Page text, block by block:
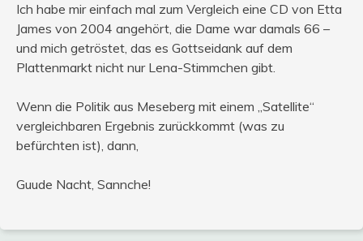
Ich habe mir einfach mal zum Vergleich eine CD von Etta
James von 2004 angehört, die Dame war damals 66 –
und mich getröstet, das es Gottseidank auf dem
Plattenmarkt nicht nur Lena-Stimmchen gibt.
Wenn die Politik aus Meseberg mit einem „Satellite“
vergleichbaren Ergebnis zurückkommt (was zu
befürchten ist), dann,
Guude Nacht, Sannche!